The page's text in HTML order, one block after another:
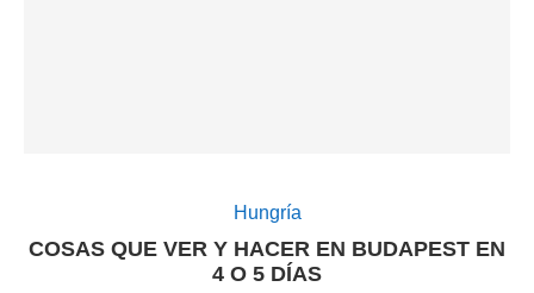
Hungría
COSAS QUE VER Y HACER EN BUDAPEST EN
4 O 5 DÍAS